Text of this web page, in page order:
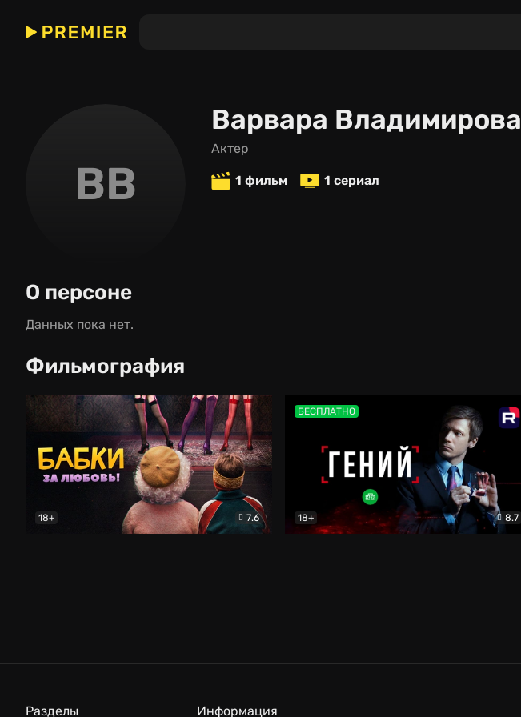
ВВ
Варвара Владимирова
актер
1 фильм 1 сериал
О персоне
Данных пока нет.
Фильмография
18+ 7.6 18+ 8.7
БЕСПЛАТНО
Разделы Информация